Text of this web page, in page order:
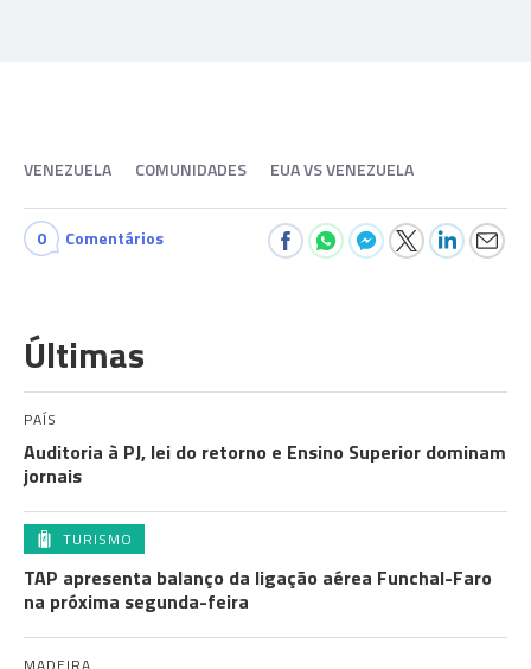
VENEZUELA COMUNIDADES EUA VS VENEZUELA
0 Comentários
Últimas
PAÍS
Auditoria à PJ, lei do retorno e Ensino Superior dominam
jornais
TURISMO
TAP apresenta balanço da ligação aérea Funchal-Faro
na próxima segunda-feira